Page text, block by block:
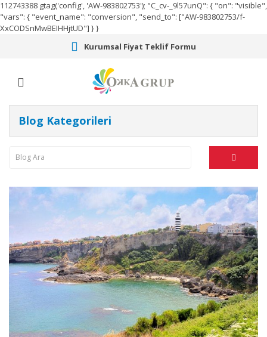
112743388 gtag('config', 'AW-983802753'); "C_cv-_9l57unQ": { "on": "visible",
"vars": { "event_name": "conversion", "send_to": ["AW-983802753/f-
XxCODSnMwBEIHHjtUD"] } }
Kurumsal Fiyat Teklif Formu
Blog Kategorileri